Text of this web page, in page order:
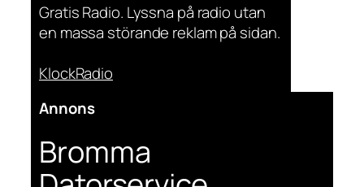
Gratis Radio. Lyssna på radio utan
en massa störande reklam på sidan.
KlockRadio
Annons
Bromma